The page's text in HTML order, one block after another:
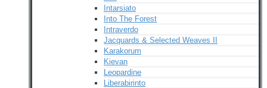
Intarsiato
Into The Forest
Intraverdo
Jacquards & Selected Weaves II
Karakorum
Kievan
Leopardine
Liberabirinto